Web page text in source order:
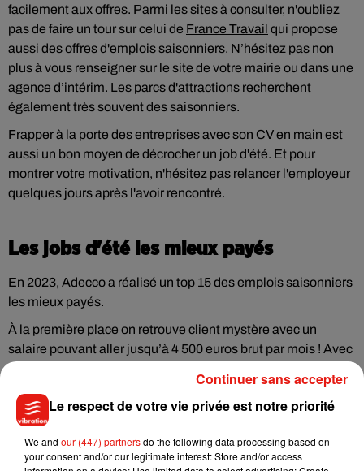
facilement aux offres. Parmi les sites à consulter, n'oubliez
pas de faire un tour sur celui de France Travail qui propose
aussi des offres d'emplois saisonniers. N’hésitez pas non
plus à vous renseigner sur le site de votre mairie ou dans une
agence d’intérim. Les parcs d'attractions recherchent
également très souvent des saisonniers.
Frapper à la porte des entreprises avec son CV en main est
aussi un bon moyen de décrocher un job d'été. Et pour
montrer votre motivation, n'hésitez pas relancer l'employeur
quelques jours après l'avoir rencontré.
Les jobs d'été les mieux payés
En 2023, Adecco a réalisé un top 15 des emplois saisonniers
les mieux payés.
À la première place on retrouve client mystère avec un
salaire pouvant aller jusqu’à 4 500 euros brut par mois ! Avec
ce salaire, pas sûr qu’il reste encore beaucoup de postes de
client mystère à pourvoir pour cet été. Arrive en deuxième
position voiturier, et les pourboires qui vont avec. Péager en
troisième position suivi de Barman et Plagiste.
On retrouve en septième position animateur festival et en
Le respect de votre vie privée est notre priorité
We and our (447) partnersdo the following data processing based on
your consent and/or our legitimate interest: Store and/or access
Continuer sans accepter